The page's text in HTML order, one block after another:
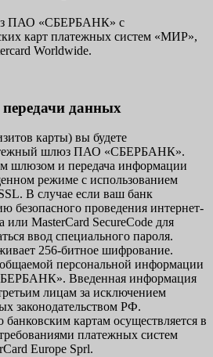
ПАО «СБЕРБАНК» с
карт платежных систем «МИР»,
Worldwide.
данных
карты) вы будете
шлюз ПАО «СБЕРБАНК».
шлюзом и передача информации
режиме с использованием
В случае если ваш банк
безопасного проведения интернет-
MasterCard SecureCode для
ввод специального пароля.
256-битное шифрование.
персональной информации
Введенная информация
лицам за исключением
законодательством РФ.
картам осуществляется в
платежных систем
Europe Sprl.